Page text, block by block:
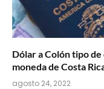
Dólar a Colón tipo
moneda de Costa
agosto 24, 2022